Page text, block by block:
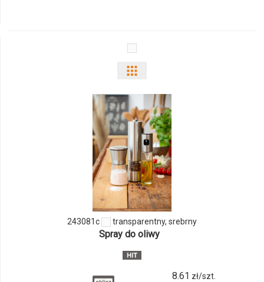
odmiany
i
ilości
produktu
243081c
243081c transparentny, srebrny
Spray do oliwy
8.61 zł/szt.